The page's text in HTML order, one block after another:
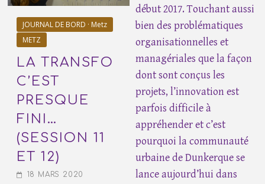
JOURNAL DE BORD · Metz
METZ
LA TRANSFO
C’EST
PRESQUE
FINI…
(SESSION 11
ET 12)
18 MARS 2020
début 2017. Touchant aussi
bien des problématiques
organisationnelles et
managériales que la façon
dont sont conçus les
projets, l’innovation est
parfois difficile à
appréhender et c’est
pourquoi la communauté
urbaine de Dunkerque se
lance aujourd’hui dans